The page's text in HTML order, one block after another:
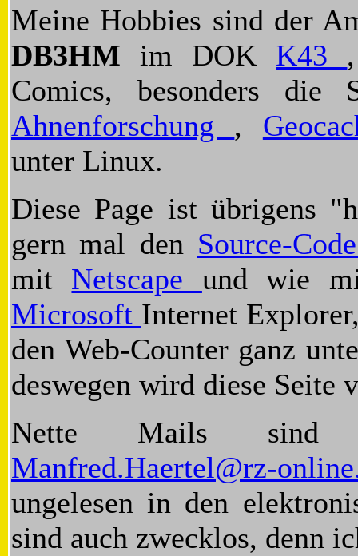
Meine Hobbies sind der
DB3HM im DOK K43
Comics, besonders die
Ahnenforschung ,
unter Linux.
Diese Page ist übrigens
gern mal den Source-
mit Netscape und wie
Microsoft Internet
den Web-Counter ganz
deswegen wird diese Seite
Nette Mails sind
Manfred.Haertel@rz-
ungelesen in den
sind auch zwecklos, denn